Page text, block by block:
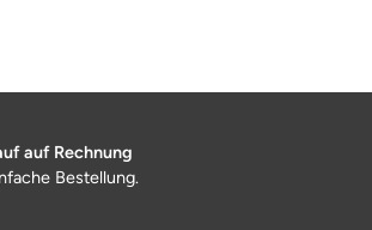
auf Rechnung
Bestellung.